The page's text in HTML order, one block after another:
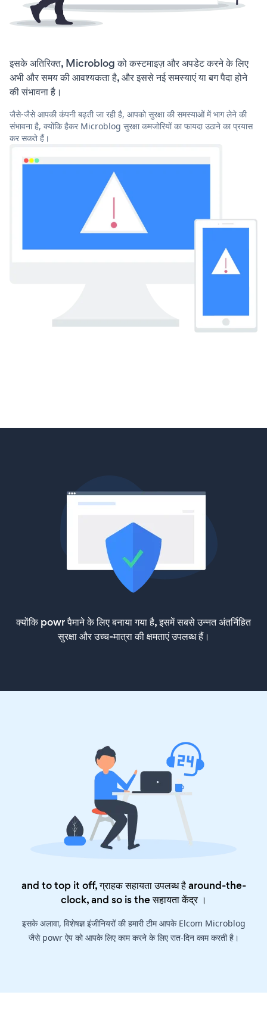
इसके अतिरिक्त, Microblog को कस्टमाइज़ और अपडेट करने के लिए
अभी और समय की आवश्यकता है, और इससे नई समस्याएं या बग पैदा होने
की संभावना है।
जैसे-जैसे आपकी कंपनी बढ़ती जा रही है, आपको सुरक्षा की समस्याओं में भाग लेने की
संभावना है, क्योंकि हैकर Microblog सुरक्षा कमजोरियों का फायदा उठाने का प्रयास
कर सकते हैं।
क्योंकि powr पैमाने के लिए बनाया गया है, इसमें सबसे उन्नत अंतर्निहित
सुरक्षा और उच्च-मात्रा की क्षमताएं उपलब्ध हैं।
and to top it off, ग्राहक सहायता उपलब्ध है around-the-
clock, and so is theसहायता केंद्र।
इसके अलावा, विशेषज्ञ इंजीनियरों की हमारी टीम आपके Elcom Microblog
जैसे powr ऐप को आपके लिए काम करने के लिए रात-दिन काम करती है।